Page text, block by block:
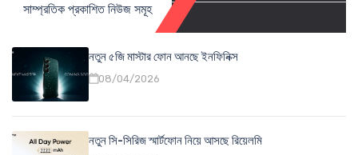
সাম্প্রতিক প্রকাশিত নিউজ সমূহ
নতুন ৫জি মাস্টার ফোন আনছে ইনফিনিক্স
08/04/2026
নতুন সি-সিরিজ স্মার্টফোন নিয়ে আসছে রিয়েলমি